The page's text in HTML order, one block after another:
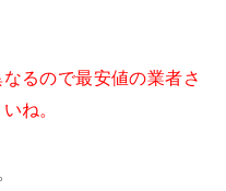
るので最安値の業者さ
ね。